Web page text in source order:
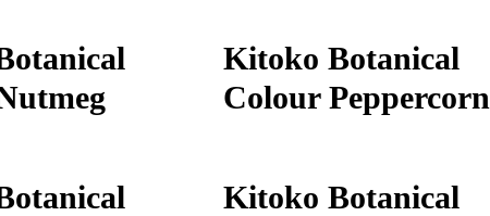
Kitoko Botanical
Colour Peppercorn
Kitoko Botanical